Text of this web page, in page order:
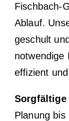
Fischbach-
Ablauf.
geschult
notwendige
effizient
Sorgfältige
Planung